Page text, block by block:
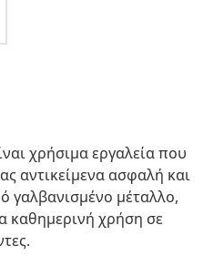
χρήσιμα εργαλεία που
αντικείμενα ασφαλή και
γαλβανισμένο μέταλλο,
καθημερινή χρήση σε